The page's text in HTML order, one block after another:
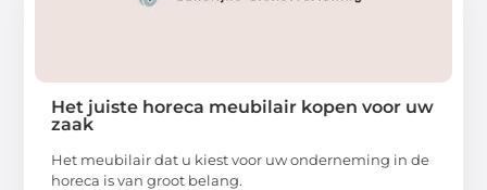
Het juiste horeca meubilair kopen voor uw
zaak
Het meubilair dat u kiest voor uw onderneming in de
horeca is van groot belang.